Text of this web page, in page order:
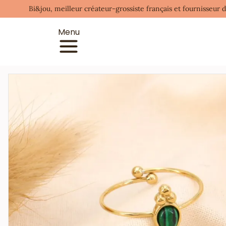
Bi&jou, meilleur créateur-grossiste français et fournisseur
Menu